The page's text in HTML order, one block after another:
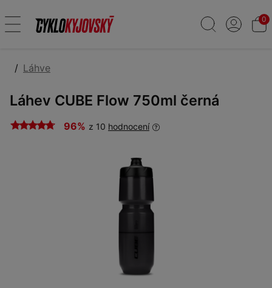
0
Láhve
Láhev CUBE Flow 750ml černá
96% z 10 hodnocení